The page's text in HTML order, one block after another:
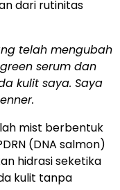
dari rutinitas
telah mengubah
serum dan
kulit saya. Saya
mist berbentuk
(DNA salmon)
hidrasi seketika
kulit tanpa